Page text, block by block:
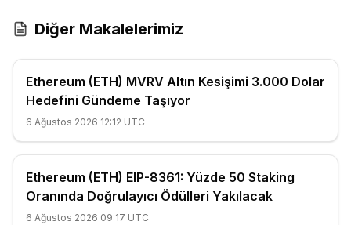
Diğer Makalelerimiz
Ethereum (ETH) MVRV Altın Kesişimi 3.000 Dolar
Hedefini Gündeme Taşıyor
6 Ağustos 2026 12:12 UTC
Ethereum (ETH) EIP-8361: Yüzde 50 Staking
Oranında Doğrulayıcı Ödülleri Yakılacak
6 Ağustos 2026 09:17 UTC